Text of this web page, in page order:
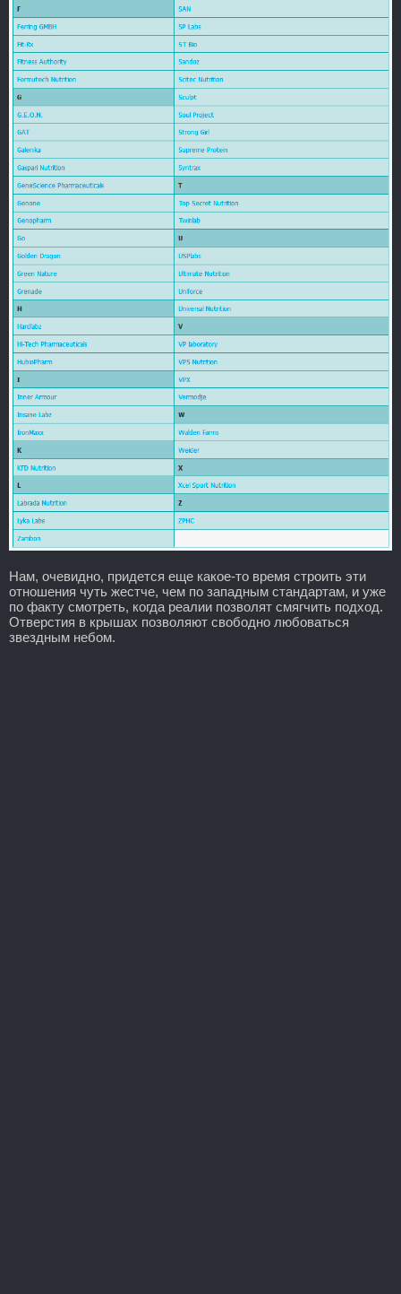
Нам, очевидно, придется еще какое-то время строить эти
отношения чуть жестче, чем по западным стандартам, и уже
по факту смотреть, когда реалии позволят смягчить подход.
Отверстия в крышах позволяют свободно любоваться
звездным небом.